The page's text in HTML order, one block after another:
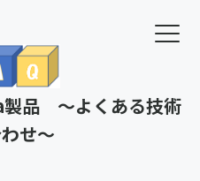
製品 ～よくある技術
せ～